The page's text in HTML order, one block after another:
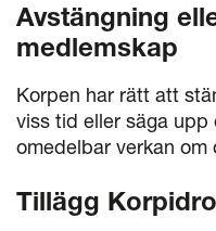
Avstängning
medlemskap
Korpen har rätt att
viss tid eller säga
omedelbar verkan
Tillägg